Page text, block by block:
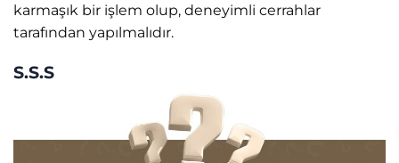
karmaşık bir işlem olup, deneyimli cerrahlar
tarafından yapılmalıdır.
S.S.S